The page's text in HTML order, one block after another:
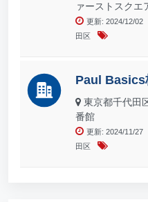
ァーストスクエ
更新: 2024/12/02
田区
Paul Basics
東京都千代田
番館
更新: 2024/11/27
田区